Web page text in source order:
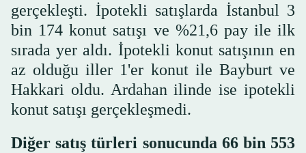
gerçekleşti. İpotekli satışlarda İstanbul 3
bin 174 konut satışı ve %21,6 pay ile ilk
sırada yer aldı. İpotekli konut satışının en
az olduğu iller 1'er konut ile Bayburt ve
Hakkari oldu. Ardahan ilinde ise ipotekli
konut satışı gerçekleşmedi.
Diğer satış türleri sonucunda 66 bin 553